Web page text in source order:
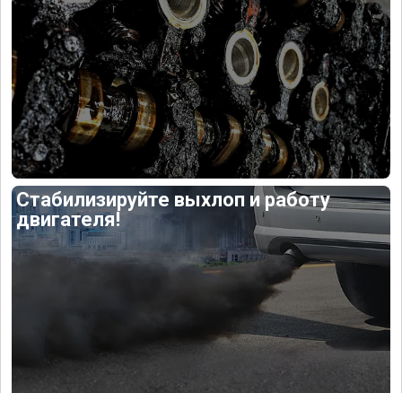
Стабилизируйте выхлоп и работу
двигателя!